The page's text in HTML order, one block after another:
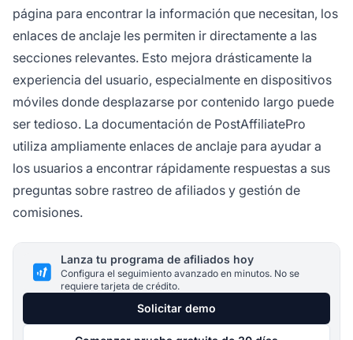
página para encontrar la información que necesitan, los
enlaces de anclaje les permiten ir directamente a las
secciones relevantes. Esto mejora drásticamente la
experiencia del usuario, especialmente en dispositivos
móviles donde desplazarse por contenido largo puede
ser tedioso. La documentación de PostAffiliatePro
utiliza ampliamente enlaces de anclaje para ayudar a
los usuarios a encontrar rápidamente respuestas a sus
preguntas sobre rastreo de afiliados y gestión de
comisiones.
Lanza tu programa de afiliados hoy
Configura el seguimiento avanzado en minutos. No se
requiere tarjeta de crédito.
Solicitar demo